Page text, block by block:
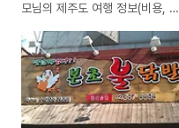
모님의 제주도 여행 정보(비용, 여
안내)